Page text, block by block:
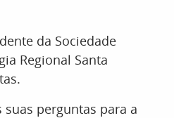
da Sociedade
Regional Santa
perguntas para a